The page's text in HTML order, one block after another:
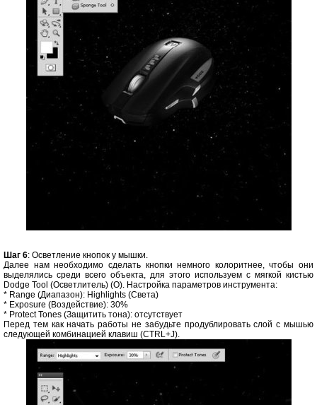
Шаг 6: Осветление кнопок у мышки.
Далее нам необходимо сделать кнопки немного колоритнее, чтобы они
выделялись среди всего объекта, для этого используем с мягкой кистью
Dodge Tool (Осветлитель) (O). Настройка параметров инструмента:
* Range (Диапазон): Highlights (Света)
* Exposure (Воздействие): 30%
* Protect Tones (Защитить тона): отсутствует
Перед тем как начать работы не забудьте продублировать слой с мышью
следующей комбинацией клавиш (CTRL+J).